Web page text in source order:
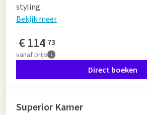
styling.
Bekijk meer
€114 73
vanafprijs
Direct boeken
Superior Kamer